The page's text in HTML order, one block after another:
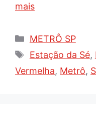
mais
Categorias
METRÔ SP
Tags
Estação da Sé,
Vermelha, Metrô,